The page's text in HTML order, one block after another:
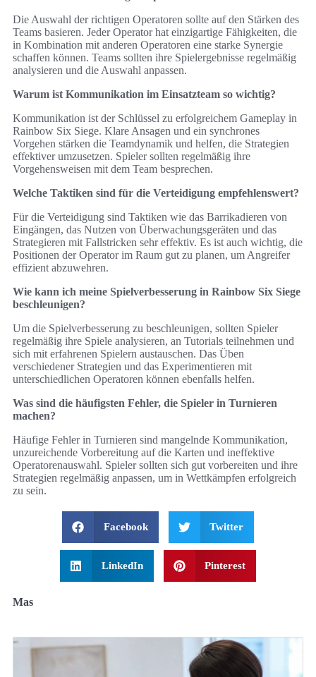
Die Auswahl der richtigen Operatoren sollte auf den Stärken des
Teams basieren. Jeder Operator hat einzigartige Fähigkeiten, die
in Kombination mit anderen Operatoren eine starke Synergie
schaffen können. Teams sollten ihre Spielergebnisse regelmäßig
analysieren und die Auswahl anpassen.
Warum ist Kommunikation im Einsatzteam so wichtig?
Kommunikation ist der Schlüssel zu erfolgreichem Gameplay in
Rainbow Six Siege. Klare Ansagen und ein synchrones
Vorgehen stärken die Teamdynamik und helfen, die Strategien
effektiver umzusetzen. Spieler sollten regelmäßig ihre
Vorgehensweisen mit dem Team besprechen.
Welche Taktiken sind für die Verteidigung empfehlenswert?
Für die Verteidigung sind Taktiken wie das Barrikadieren von
Eingängen, das Nutzen von Überwachungsgeräten und das
Strategieren mit Fallstricken sehr effektiv. Es ist auch wichtig, die
Positionen der Operator im Raum gut zu planen, um Angreifer
effizient abzuwehren.
Wie kann ich meine Spielverbesserung in Rainbow Six Siege
beschleunigen?
Um die Spielverbesserung zu beschleunigen, sollten Spieler
regelmäßig ihre Spiele analysieren, an Tutorials teilnehmen und
sich mit erfahrenen Spielern austauschen. Das Üben
verschiedener Strategien und das Experimentieren mit
unterschiedlichen Operatoren können ebenfalls helfen.
Was sind die häufigsten Fehler, die Spieler in Turnieren
machen?
Häufige Fehler in Turnieren sind mangelnde Kommunikation,
unzureichende Vorbereitung auf die Karten und ineffektive
Operatorenauswahl. Spieler sollten sich gut vorbereiten und ihre
Strategien regelmäßig anpassen, um in Wettkämpfen erfolgreich
zu sein.
Facebook Twitter
LinkedIn Pinterest
Mas